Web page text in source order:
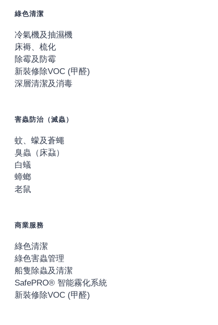
綠色清潔
冷氣機及抽濕機
床褥、梳化
除霉及防霉
新裝修除VOC (甲醛)
深層清潔及消毒
害蟲防治（滅蟲）
蚊、蠓及蒼蠅
臭蟲（床蝨）
白蟻
蟑螂
老鼠
商業服務
綠色清潔
綠色害蟲管理
船隻除蟲及清潔
SafePRO® 智能霧化系統
新裝修除VOC (甲醛)